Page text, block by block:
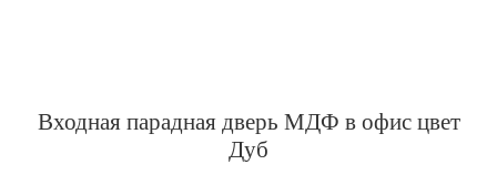
Входная парадная дверь МДФ в офис цвет
Дуб